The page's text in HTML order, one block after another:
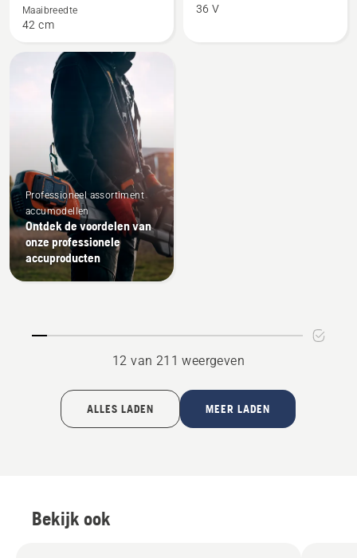
Maaibreedte
42 cm
36 V
Professioneel assortiment
accumodellen
Ontdek de voordelen van
onze professionele
accuproducten
12 van 211 weergeven
ALLES LADEN MEER LADEN
Bekijk ook